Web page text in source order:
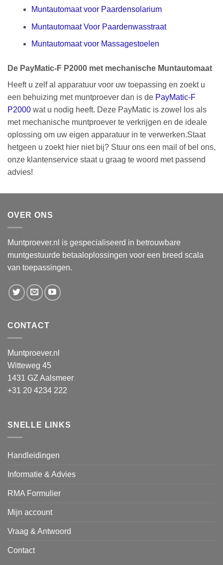
Muntautomaat voor Paardensolarium
Muntautomaat Voor Paardenwasstraat
Muntautomaat voor Massagestoelen
De PayMatic-F P2000 met mechanische Muntautomaat
Heeft u zelf al apparatuur voor uw toepassing en zoekt u
een behuizing met muntproever dan is de PayMatic-F
P2000 wat u nodig heeft. Deze PayMatic is zowel los als
met mechanische muntproever te verkrijgen en de ideale
oplossing om uw eigen apparatuur in te verwerken.Staat
hetgeen u zoekt hier niet bij? Stuur ons een mail of bel ons,
onze klantenservice staat u graag te woord met passend
advies!
OVER ONS
Muntproever.nl is gespecialiseerd in betrouwbare
muntgestuurde betaaloplossingen voor een breed scala
van toepassingen.
CONTACT
Muntproever.nl
Witteweg 45
1431 GZ Aalsmeer
+31 20 4234 222
SNELLE LINKS
Handleidingen
Informatie & Advies
RMA Formulier
Mijn account
Vraag & Antwoord
Contact